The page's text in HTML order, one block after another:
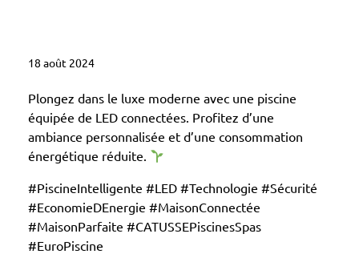
P
s
c
i
n
e
s
a
18 août 2024
Plongez dans le luxe moderne avec une piscine
équipée de LED connectées. Profitez d’une
ambiance personnalisée et d’une consommation
énergétique réduite.
#PiscineIntelligente #LED #Technologie #Sécurité
#EconomieDEnergie #MaisonConnectée
#MaisonParfaite #CATUSSEPiscinesSpas
#EuroPiscine